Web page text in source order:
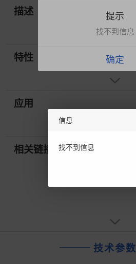
描述
特性
应用
相关链接
技术参数
提示
找不到信息
确定
信息
找不到信息